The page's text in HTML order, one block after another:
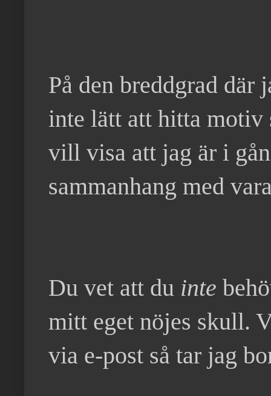
På den breddgrad
inte lätt att hitta motiv
vill visa att jag är i
sammanhang med
Du vet att du inte
mitt eget nöjes skull.
via e-post så tar jag